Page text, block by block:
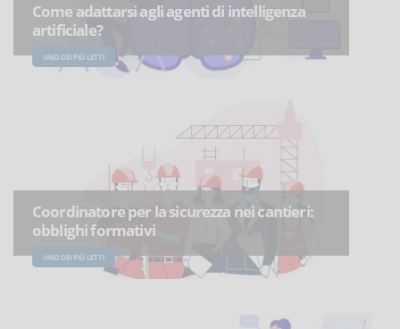
Come adattarsi agli agenti di intelligenza
artificiale?
UNO DEI PIÙ LETTI
Coordinatore per la sicurezza nei cantieri:
obblighi formativi
UNO DEI PIÙ LETTI